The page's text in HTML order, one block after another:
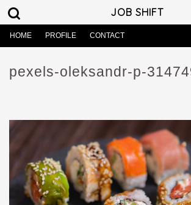
JOB SHIFT
HOME PROFILE CONTACT
pexels-oleksandr-p-